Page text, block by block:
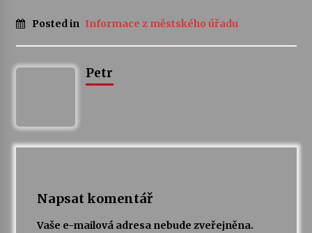
17. 7. 2026
14. 7. 2026
odkaz Josefa Čapka
Posted in Informace z městského úřadu
Petr
Napsat komentář
Vaše e-mailová adresa nebude zveřejněna.